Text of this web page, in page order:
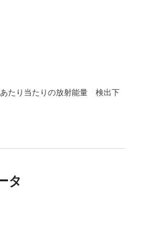
たり当たりの放射能量 検出下
タ